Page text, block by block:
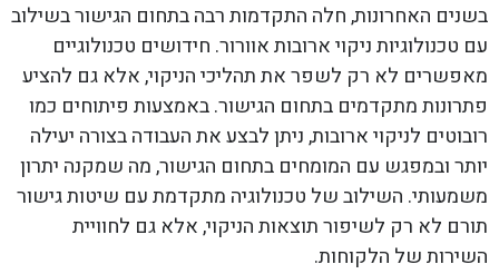
בשנים האחרונות, חלה התקדמות רבה בתחום הגישור בשילוב
עם טכנולוגיות ניקוי ארובות אוורור. חידושים טכנולוגיים
מאפשרים לא רק לשפר את תהליכי הניקוי, אלא גם להציע
פתרונות מתקדמים בתחום הגישור. באמצעות פיתוחים כמו
רובוטים לניקוי ארובות, ניתן לבצע את העבודה בצורה יעילה
יותר ובמפגש עם המומחים בתחום הגישור, מה שמקנה יתרון
משמעותי. השילוב של טכנולוגיה מתקדמת עם שיטות גישור
תורם לא רק לשיפור תוצאות הניקוי, אלא גם לחוויית
השירות של הלקוחות.